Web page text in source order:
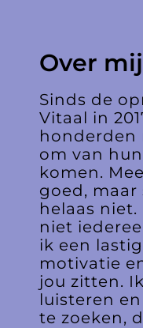
Over mij
Sinds de
Vitaal in
honderden
om van
komen.
goed,
helaas
niet
ik een
motivatie
jou zitten.
luisteren
te zoeken,